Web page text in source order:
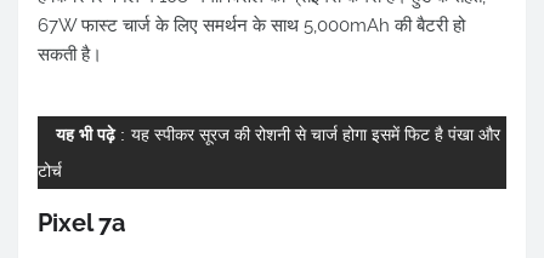
67W फास्ट चार्ज के लिए समर्थन के साथ 5,000mAh की बैटरी हो
सकती है।
यह भी पढ़े: यह स्पीकर सूरज की रोशनी से चार्ज होगा इसमें फिट है पंखा और
टोर्च
Pixel 7a